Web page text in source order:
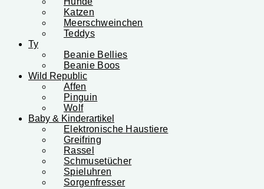
Katzen
Meerschweinchen
Teddys
Ty
Beanie Bellies
Beanie Boos
Wild Republic
Affen
Pinguin
Wolf
Baby & Kinderartikel
Elektronische Haustiere
Greifring
Rassel
Schmusetücher
Spieluhren
Sorgenfresser